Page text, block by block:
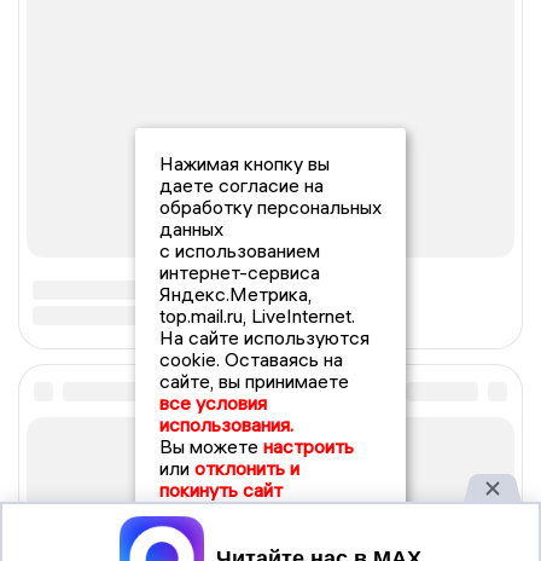
Нажимая кнопку вы
даете согласие на
обработку персональных
данных
с использованием
интернет-сервиса
Яндекс.Метрика,
top.mail.ru, LiveInternet.
На сайте используются
cookie. Оставаясь на
сайте, вы принимаете
все условия
использования.
Вы можете настроить
или отклонить и
покинуть сайт
Принять